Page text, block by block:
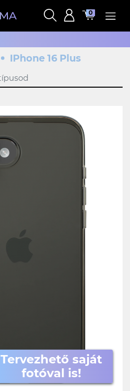
0
IPhone 16 Plus
Tervezhető saját
fotóval is!